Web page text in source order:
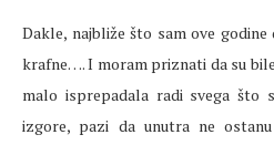
Dakle, najbliže što sam ove godine
krafne…. I moram priznati da su
malo isprepadala radi svega što
izgore, pazi da unutra ne